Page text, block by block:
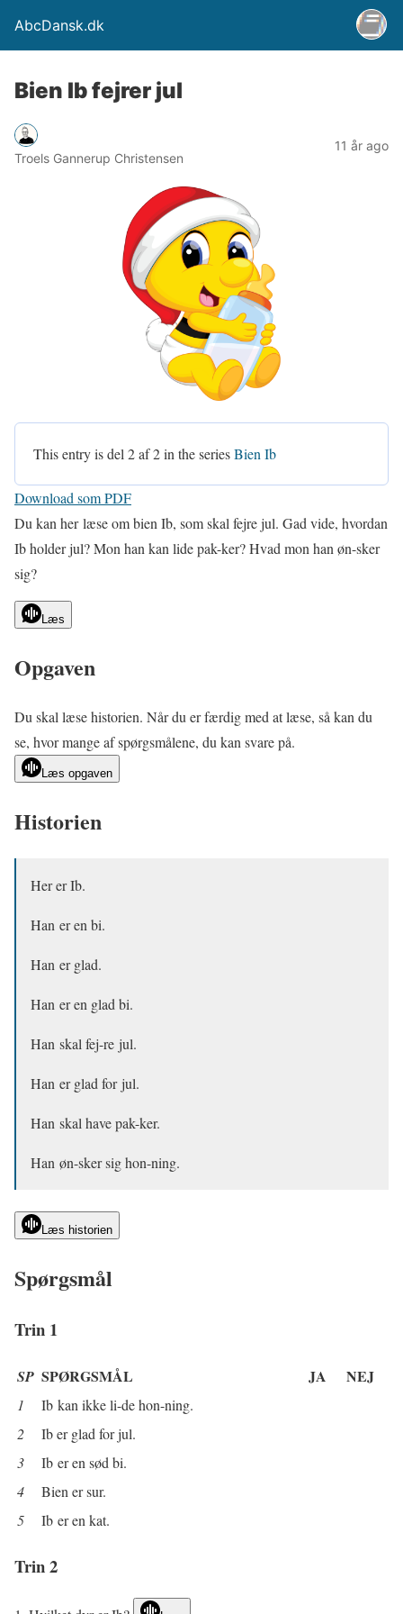
AbcDansk.dk
Bien Ib fejrer jul
Troels Gannerup Christensen
11 år ago
This entry is del 2 af 2 in the seriesBien Ib
Download som PDF
Du kan her læse om bien Ib, som skal fejre jul. Gad vide, hvordan
Ib holder jul? Mon han kan lide pak-ker? Hvad mon han øn-sker
sig?
Læs
Opgaven
Du skal læse historien. Når du er færdig med at læse, så kan du
se, hvor mange af spørgsmålene, du kan svare på.
Læs opgaven
Historien
Her er Ib.
Han er en bi.
Han er glad.
Han er en glad bi.
Han skal fej-re jul.
Han er glad for jul.
Han skal have pak-ker.
Han øn-sker sig hon-ning.
Læs historien
Spørgsmål
Trin 1
SP SPØRGSMÅL JA NEJ
1
Ib kan ikke li-de hon-ning.
2
Ib er glad for jul.
3
Ib er en sød bi.
4
Bien er sur.
5
Ib er en kat.
Trin 2